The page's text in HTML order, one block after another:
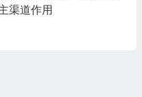
渠道作用